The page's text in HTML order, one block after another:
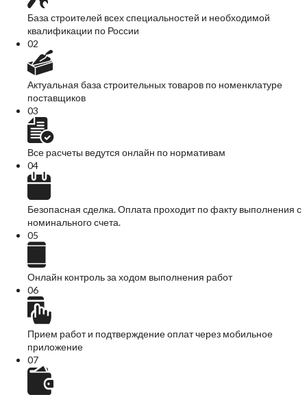
База строителей всех специальностей и необходимой
квалификации по России
02
Актуальная база строительных товаров по номенклатуре
поставщиков
03
Все расчеты ведутся онлайн по нормативам
04
Безопасная сделка. Оплата проходит по факту выполнения с
номинального счета.
05
Онлайн контроль за ходом выполнения работ
06
Прием работ и подтверждение оплат через мобильное
приложение
07